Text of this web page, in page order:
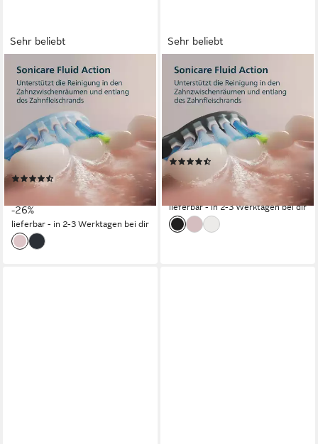
Sehr beliebt
PHILIPS SONICARE
Elektrische Zahnbürste
DiamondClean 9000 Special
Edition HX9911
Schalltechnologie Technologie
1 St. Aufsteckbürsten
4 Reinigungsprogramme
(282)
184,99 € 249,99 €
-26%
lieferbar - in 2-3 Werktagen bei dir
Sehr beliebt
PHILIPS SONICARE
Elektrische Zahnbürste
DiamondClean 9000 HX9911
Schalltechnologie Technologie
1 St. Aufsteckbürsten
4 Reinigungsprogramme
(422)
ab 174,99 € UVP219,99 €
-20%
lieferbar - in 2-3 Werktagen bei dir